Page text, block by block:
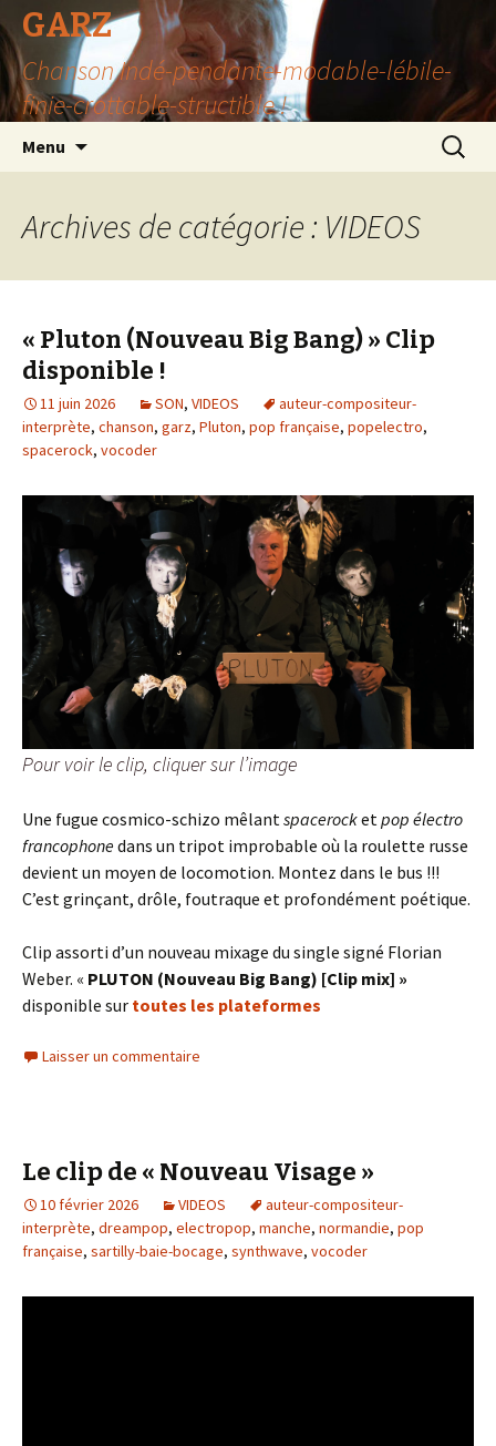
GARZ
Chanson Indé-pendante-modable-lébile-
finie-crottable-structible !
Menu
Archives de catégorie : VIDEOS
« Pluton (Nouveau Big Bang) » Clip
disponible !
11 juin 2026 SON, VIDEOS
auteur-compositeur-
interprète, chanson, garz, Pluton, pop française, popelectro,
spacerock, vocoder
Pour voir le clip, cliquer sur l’image
Une fugue cosmico-schizo mêlantspacerocketpop électro
francophonedans un tripot improbable où la roulette russe
devient un moyen de locomotion. Montez dans le bus !!!
C’est grinçant, drôle, foutraque et profondément poétique.
Clip assorti d’un nouveau mixage du single signé Florian
Weber. « PLUTON (Nouveau Big Bang) [Clip mix] »
disponible sur toutes les plateformes
Laisser un commentaire
Le clip de « Nouveau Visage »
10 février 2026 VIDEOS
auteur-compositeur-
interprète, dreampop, electropop, manche, normandie, pop
française, sartilly-baie-bocage, synthwave, vocoder